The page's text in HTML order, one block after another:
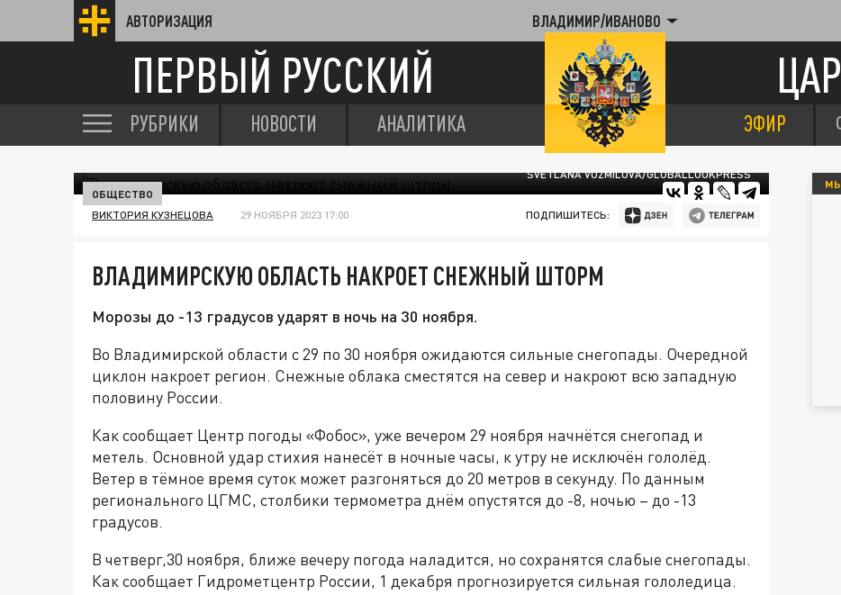
АВТОРИЗАЦИЯ ВЛАДИМИР/ИВАНОВО
ПЕРВЫЙ РУССКИЙ
РУБРИКИ НОВОСТИ АНАЛИТИКА ЭФИР
SVETLANA VOZMILOVA/GLOBALLOOKPRESS
ОБЩЕСТВО
ВИКТОРИЯ КУЗНЕЦОВА 29 НОЯБРЯ 2023 17:00 ПОДПИШИТЕСЬ:
ВЛАДИМИРСКУЮ ОБЛАСТЬ НАКРОЕТ СНЕЖНЫЙ ШТОРМ
Морозы до -13 градусов ударят в ночь на 30 ноября.
Во Владимирской области с 29 по 30 ноября ожидаются сильные снегопады. Очередной
циклон накроет регион. Снежные облака сместятся на север и накроют всю западную
половину России.
Как сообщает Центр погоды «Фобос», уже вечером 29 ноября начнётся снегопад и
метель. Основной удар стихия нанесёт в ночные часы, к утру не исключён гололёд.
Ветер в тёмное время суток может разгоняться до 20 метров в секунду. По данным
регионального ЦГМС, столбики термометра днём опустятся до -8, ночью – до -13
градусов.
В четверг,30 ноября, ближе вечеру погода наладится, но сохранятся слабые снегопады.
Как сообщает Гидрометцентр России, 1 декабря прогнозируется сильная гололедица.